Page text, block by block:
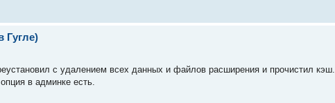
Гугле)
с удалением всех данных и файлов расширения и прочистил кэш.
в админке есть.